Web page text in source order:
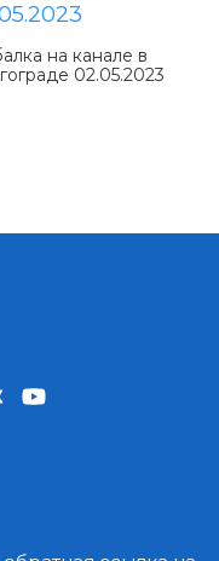
на канале в
02.05.2023